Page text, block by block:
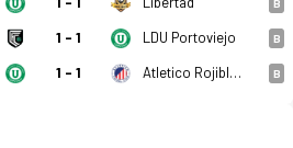
B
1 - 1 LDU Portoviejo B
1 - 1 Atletico Rojiblanco B